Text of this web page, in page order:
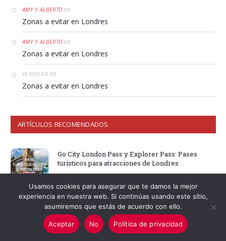
AMY Y ALBERTO en
Zonas a evitar en Londres
AMY Y ALBERTO en
Zonas a evitar en Londres
VERONICA en
Zonas a evitar en Londres
ARTÍCULOS RECOMENDADOS
Go City London Pass y Explorer Pass: Pases
turísticos para atracciones de Londres
Cuál es el mejor autobús turístico de Londres
Usamos cookies para asegurar que te damos la mejor
experiencia en nuestra web. Si continúas usando este sitio,
asumiremos que estás de acuerdo con ello.
Aceptar No Política de privacidad